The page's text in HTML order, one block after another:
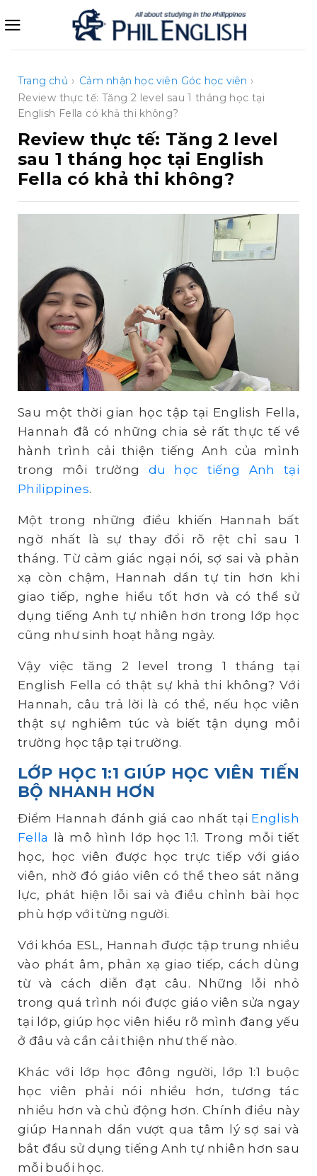
qua
Trang chủ › Cảm nhận học viên Góc học viên ›
Review thực tế: Tăng 2 level sau 1 tháng học tại
English Fella có khả thi không?
Review thực tế: Tăng 2 level
sau 1 tháng học tại English
Fella có khả thi không?
Sau một thời gian học tập tại English Fella,
Hannah đã có những chia sẻ rất thực tế về
hành trình cải thiện tiếng Anh của mình
trong môi trường du học tiếng Anh tại
Philippines.
Một trong những điều khiến Hannah bất
ngờ nhất là sự thay đổi rõ rệt chỉ sau 1
tháng. Từ cảm giác ngại nói, sợ sai và phản
xạ còn chậm, Hannah dần tự tin hơn khi
giao tiếp, nghe hiểu tốt hơn và có thể sử
dụng tiếng Anh tự nhiên hơn trong lớp học
cũng như sinh hoạt hằng ngày.
Vậy việc tăng 2 level trong 1 tháng tại
English Fella có thật sự khả thi không? Với
Hannah, câu trả lời là có thể, nếu học viên
thật sự nghiêm túc và biết tận dụng môi
trường học tập tại trường.
LỚP HỌC 1:1 GIÚP HỌC VIÊN TIẾN
BỘ NHANH HƠN
Điểm Hannah đánh giá cao nhất tại English
Fella
là mô hình lớp học 1:1. Trong mỗi tiết
học, học viên được học trực tiếp với giáo
viên, nhờ đó giáo viên có thể theo sát năng
lực, phát hiện lỗi sai và điều chỉnh bài học
phù hợp với từng người.
Với khóa ESL, Hannah được tập trung nhiều
vào phát âm, phản xạ giao tiếp, cách dùng
từ và cách diễn đạt câu. Những lỗi nhỏ
trong quá trình nói được giáo viên sửa ngay
tại lớp, giúp học viên hiểu rõ mình đang yếu
ở đâu và cần cải thiện như thế nào.
Khác với lớp học đông người, lớp 1:1 buộc
học viên phải nói nhiều hơn, tương tác
nhiều hơn và chủ động hơn. Chính điều này
giúp Hannah dần vượt qua tâm lý sợ sai và
bắt đầu sử dụng tiếng Anh tự nhiên hơn sau
mỗi buổi học.